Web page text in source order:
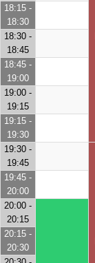
18:15 -
18:30
18:30 -
18:45
18:45 -
19:00
19:00 -
19:15
19:15 -
19:30
19:30 -
19:45
19:45 -
20:00
20:00 -
20:15
20:15 -
20:30